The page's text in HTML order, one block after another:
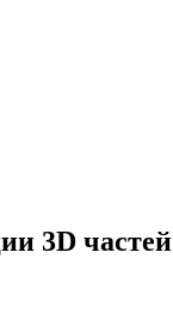
3D частей